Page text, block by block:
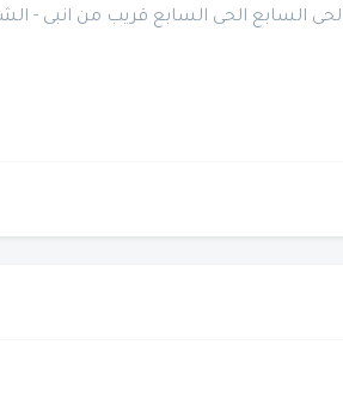
الحى السابع الحى السابع قريب من انبى -